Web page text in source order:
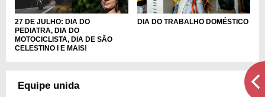
27 DE JULHO: DIA DO
PEDIATRA, DIA DO
MOTOCICLISTA, DIA DE SÃO
CELESTINO I E MAIS!
DIA DO TRABALHO DOMÉSTICO
Equipe unida